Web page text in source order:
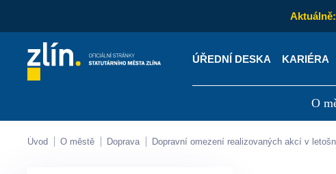
Aktuálně:
ÚŘEDNÍ DESKA KARIÉRA
O
Kontakty Úřední deska
Úvod O městě Doprava Dopravní omezení realizovaných akcí v